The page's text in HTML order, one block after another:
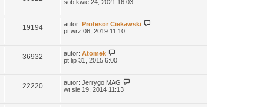
sob kwie 24, 2021 16:03
19194 autor: Profesor Ciekawski
pt wrz 06, 2019 11:10
36932 autor: Atomek
pt lip 31, 2015 6:00
22220 autor: Jerrygo MAG
wt sie 19, 2014 11:13